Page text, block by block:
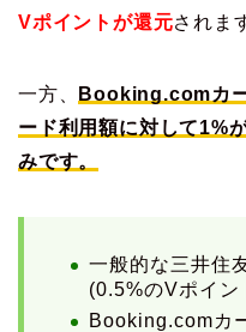
Vポイントが還元されま
一方、
Booking.comカ
ード利用額に対して1%
みです。
一般的な三井住
(0.5%のVポイン
Booking.comカ